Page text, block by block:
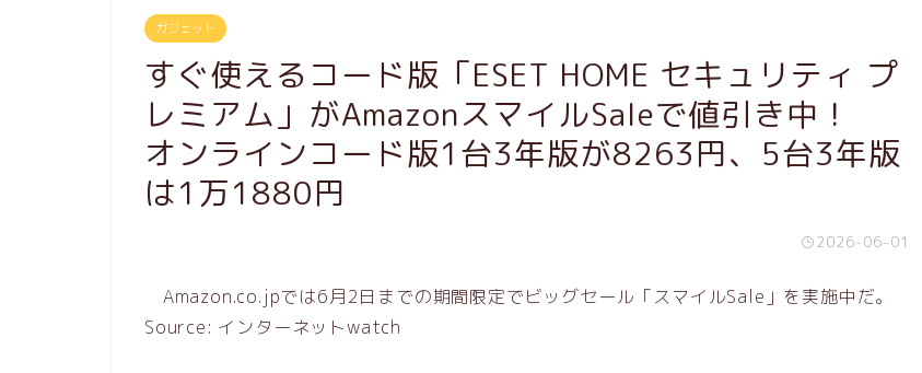
ガジェット
すぐ使えるコード版「ESET HOME セキュリティ プ
レミアム」がAmazonスマイルSaleで値引き中！
オンラインコード版1台3年版が8263円、5台3年版
は1万1880円
2026-06-01
Amazon.co.jpでは6月2日までの期間限定でビッグセール「スマイルSale」を実施中だ。
Source: インターネットwatch